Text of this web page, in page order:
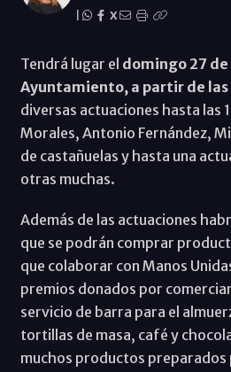
X
Tendrá lugar el domingo 27 de
Ayuntamiento, a partir de las
diversas actuaciones hasta las
Morales, Antonio Fernández,
de castañuelas y hasta una
otras muchas.
Además de las actuaciones
que se podrán comprar
que colaborar con Manos
premios donados por
servicio de barra para el
tortillas de masa, café y
muchos productos preparados